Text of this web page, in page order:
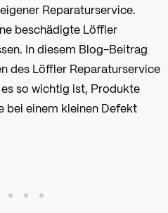
Reparaturservice.
beschädigte Löffler
In diesem Blog-Beitrag
des Löffler Reparaturservice
so wichtig ist, Produkte
bei einem kleinen Defekt